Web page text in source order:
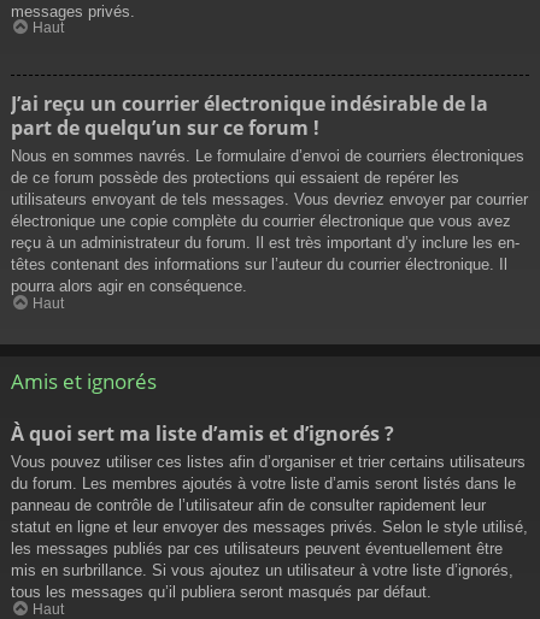
messages privés.
Haut
J’ai reçu un courrier électronique indésirable de la
part de quelqu’un sur ce forum !
Nous en sommes navrés. Le formulaire d’envoi de courriers électroniques
de ce forum possède des protections qui essaient de repérer les
utilisateurs envoyant de tels messages. Vous devriez envoyer par courrier
électronique une copie complète du courrier électronique que vous avez
reçu à un administrateur du forum. Il est très important d’y inclure les en-
têtes contenant des informations sur l’auteur du courrier électronique. Il
pourra alors agir en conséquence.
Haut
Amis et ignorés
À quoi sert ma liste d’amis et d’ignorés ?
Vous pouvez utiliser ces listes afin d’organiser et trier certains utilisateurs
du forum. Les membres ajoutés à votre liste d’amis seront listés dans le
panneau de contrôle de l’utilisateur afin de consulter rapidement leur
statut en ligne et leur envoyer des messages privés. Selon le style utilisé,
les messages publiés par ces utilisateurs peuvent éventuellement être
mis en surbrillance. Si vous ajoutez un utilisateur à votre liste d’ignorés,
tous les messages qu’il publiera seront masqués par défaut.
Haut